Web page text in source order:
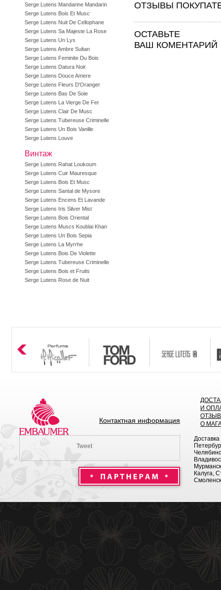
ОТЗЫВЫ
ОСТАВЬТЕ
ВАШ КОМЕНТАРИЙ
Serge Lutens Mandarine Mandarin
Serge Lutens Bois Et Musc
Serge Lutens Nuit De Cellophane
Serge Lutens Sa Majeste La Rose
Serge Lutens Un Lys
Serge Lutens Ambre Sultan
Serge Lutens Feminite Du Bois
Serge Lutens Datura Noir
Serge Lutens Douce Amere
Serge Lutens Fleurs D'Oranger
Serge Lutens Bas De Soie
Serge Lutens La Vierge De Fer
Serge Lutens Clair De Musc
Serge Lutens Tubereuse Criminelle
Serge Lutens Un Bois Vanille
Serge Lutens Louve
Винтаж
Serge Lutens Rahat Loukoum
Serge Lutens Cuir Mauresque
Serge Lutens Bois Et Musc
Serge Lutens Santal de Mysore
Serge Lutens Encens Et Lavande
Serge Lutens Iris Silver Mist
Serge Lutens Bois Oriental
Serge Lutens Muscs Koublai Khan
Serge Lutens Un Bois Sepia
Serge Lutens La Myrrhe
Serge Lutens Bois De Violette
Serge Lutens Tubereuse Criminelle
Serge Lutens Bois et Fruits
Serge Lutens Rose de Nuit
Контактная информация
И
О
Tweet
Калуга,